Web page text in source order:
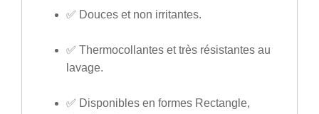
✅ Douces et non irritantes.
✅ Thermocollantes ettrès résistantes au
lavage.
✅ Disponibles en formes Rectangle,